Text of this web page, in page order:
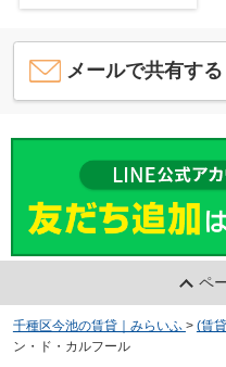
メールで共有する
ペ
千種区今池の賃貸｜みらいふ > (賃
ン・ド・カルフール